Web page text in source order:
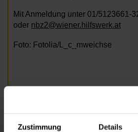
Zustimmung Details
Mit Anmeldung unter 01/5123661-
oder nbz2@wiener.hilfswerk.at
Foto: Fotolia/L_c_mweichse
Informationen zur